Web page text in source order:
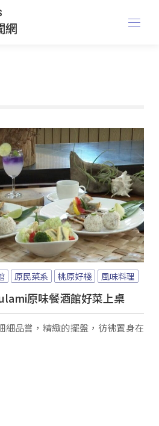
網
原民菜系 桃原好棧 風味料理
原味餐酒館好菜上桌
細品嘗，精緻的擺盤，彷彿置身在